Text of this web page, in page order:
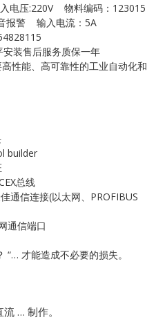
电压:220V 物料编码：123015
报警 输入电流：5A
装售后服务质保一年
性能、高可靠性的工业自动化和
builder
总线
通信连接(以太网、PROFIBUS
通信端口
才能造成不必要的损失。
… 制作。